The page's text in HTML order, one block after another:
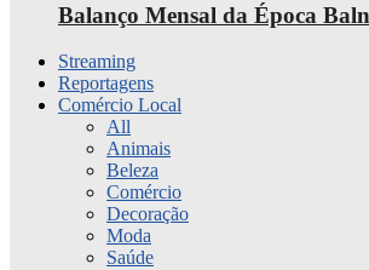
Balanço Mensal da Época
Streaming
Reportagens
Comércio Local
All
Animais
Beleza
Comércio
Decoração
Moda
Saúde